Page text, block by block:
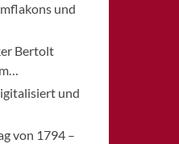
und
Bertolt
und
von 1794 –